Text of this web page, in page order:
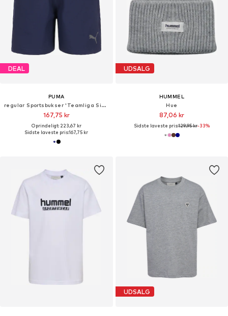
DEAL
PUMA
regular Sportsbukser 'Teamliga Sideline'
167,75 kr
Oprindeligt: 223,67 kr
Sidste laveste pris:167,75 kr
UDSALG
HUMMEL
Hue
87,06 kr
Sidste laveste pris:129,95 kr-33%
UDSALG